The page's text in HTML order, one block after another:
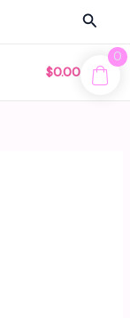
Buscar
$0.00
0